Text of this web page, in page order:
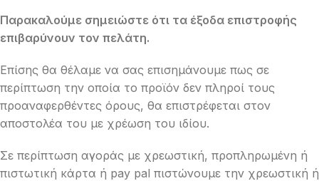
Παρακαλούμε σημειώστε ότι τα έξοδα επιστροφής
επιβαρύνουν τον πελάτη.
Επίσης θα θέλαμε να σας επισημάνουμε πως σε
περίπτωση την οποία το προϊόν δεν πληροί τους
προαναφερθέντες όρους, θα επιστρέφεται στον
αποστολέα του με χρέωση του ιδίου.
Σε περίπτωση αγοράς με χρεωστική, προπληρωμένη ή
πιστωτική κάρτα ή pay pal πιστώνουμε την χρεωστική ή